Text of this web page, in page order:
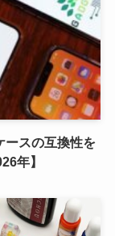
ースの互換性を
年】